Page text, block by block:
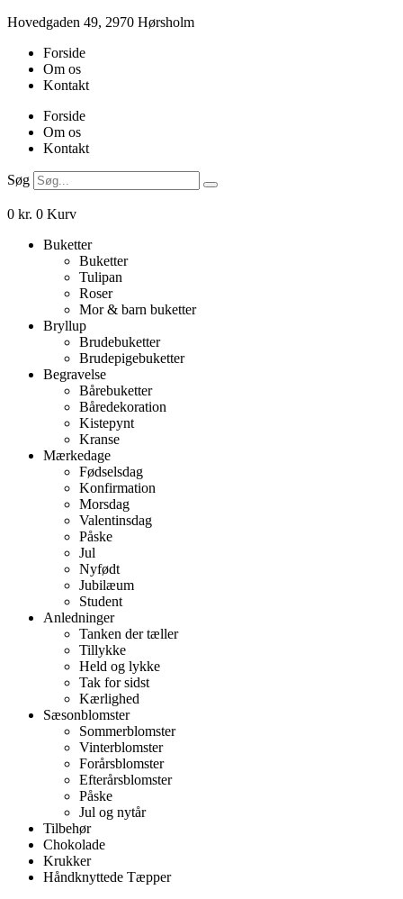
Videre
indhold
Hovedgaden 49, 2970 Hørsholm
Forside
Om os
Kontakt
Forside
Om os
Kontakt
Søg
0 kr. 0 Kurv
Buketter
Buketter
Tulipan
Roser
Mor & barn buketter
Bryllup
Brudebuketter
Brudepigebuketter
Begravelse
Bårebuketter
Båredekoration
Kistepynt
Kranse
Mærkedage
Fødselsdag
Konfirmation
Morsdag
Valentinsdag
Påske
Jul
Nyfødt
Jubilæum
Student
Anledninger
Tanken der tæller
Tillykke
Held og lykke
Tak for sidst
Kærlighed
Sæsonblomster
Sommerblomster
Vinterblomster
Forårsblomster
Efterårsblomster
Påske
Jul og nytår
Tilbehør
Chokolade
Krukker
Håndknyttede Tæpper